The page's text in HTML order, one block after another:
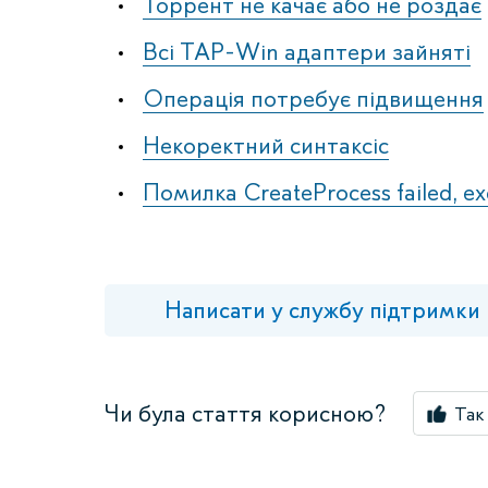
Всі TAP-Win адаптери зайняті
Операція потребує підвищення
Некоректний синтаксіс
Помилка CreateProcess failed,
Написати у службу підтримки
Чи була стаття корисною? Так